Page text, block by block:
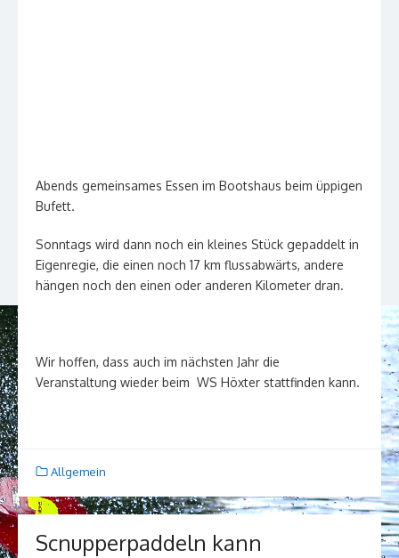
Abends gemeinsames Essen im Bootshaus beim üppigen
Bufett.
Sonntags wird dann noch ein kleines Stück gepaddelt in
Eigenregie, die einen noch 17 km flussabwärts, andere
hängen noch den einen oder anderen Kilometer dran.
Wir hoffen, dass auch im nächsten Jahr die
Veranstaltung wieder beim WS Höxter stattfinden kann.
Allgemein
Scnupperpaddeln kann